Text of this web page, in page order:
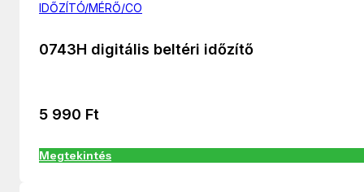
IDŐZÍTÓ/MÉRŐ/CO
0743H digitális beltéri időzítő
5 990 Ft
Megtekintés